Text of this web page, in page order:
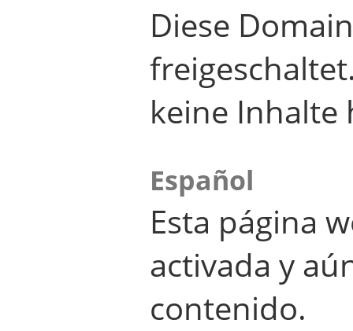
Diese
keine Inhalte
Español
Esta página
activada y
contenido.